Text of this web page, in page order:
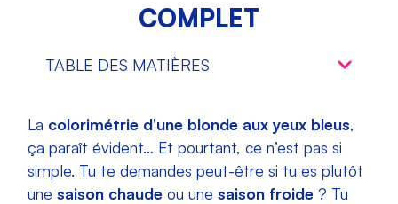
COMPLET
TABLE DES MATIÈRES
La colorimétrie d’une blonde aux yeux bleus,
ça paraît évident… Et pourtant, ce n’est pas si
simple. Tu te demandes peut-être si tu es plutôt
unesaison chaude ou unesaison froide ? Tu